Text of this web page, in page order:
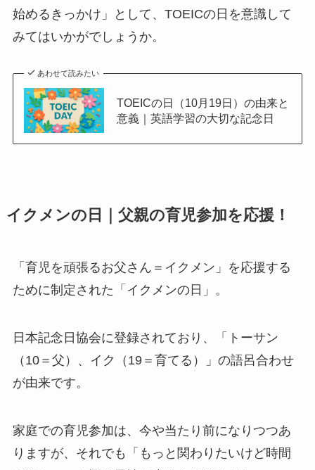
始めるきっかけ」として、TOEICの日を意識して
みてはいかがでしょうか。
あわせて読みたい
TOEICの日（10月19日）の由来と
意義｜英語学習の大切な記念日
イクメンの日｜父親の育児参加を応援！
「育児を頑張るお父さん＝イクメン」を応援する
ために制定された「イクメンの日」。
日本記念日協会に登録されており、「トーサン
（10＝父）、イク（19＝育てる）」の語呂合わせ
が由来です。
家庭での育児参加は、今や当たり前になりつつあ
りますが、それでも「もっと関わりたいけど時間